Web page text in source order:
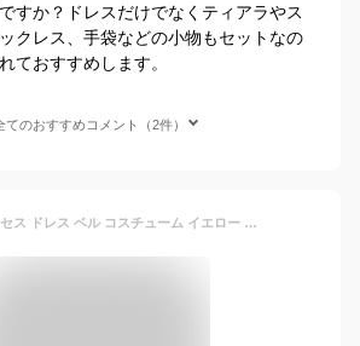
すか？ドレスだけでなくティアラやス
クレス、手袋などの小物もセットなの
ておすすめします。
てのおすすめコメント（2件）
子供 用 プリンセス ドレス ベル コスチューム イエロー しっかり3層 ふんわり 子供用 衣装 キッズ 発表会 110 120 130 140 150 半袖 こども ピアノ ワンピース ヘアアクセサ